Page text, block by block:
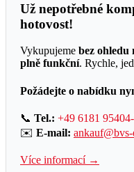
Už nepotřebné
hotovost!
Vykupujeme bez ohledu
plně funkční. Rychle,
Požádejte o nabídku
📞 Tel.: +49 6181
✉️ E-mail:
Více informací →